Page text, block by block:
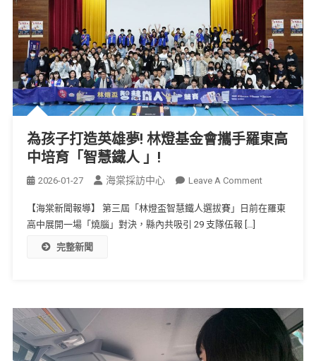
為孩子打造英雄夢! 林燈基金會攜手羅東高
中培育「智慧鐵人 」!
2026-01-27 海棠採訪中心 Leave A Comment
【海棠新聞報導】 第三屆「林燈盃智慧鐵人選拔賽」日前在羅東
高中展開一場「燒腦」對決，縣內共吸引 29 支隊伍報 […]
完整新聞